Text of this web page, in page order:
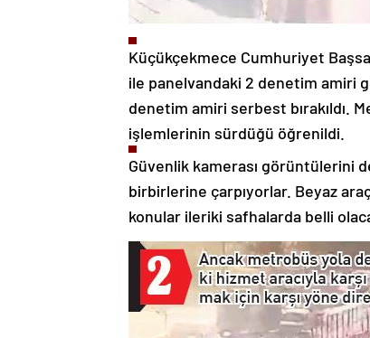
Küçükçekmece Cumhuriyet
ile panelvandaki 2 denetim amiri
denetim amiri serbest bırakıldı.
işlemlerinin sürdüğü öğrenildi.
Güvenlik kamerası görüntülerini
birbirlerine çarpıyorlar. Beyaz
konular ileriki safhalarda belli